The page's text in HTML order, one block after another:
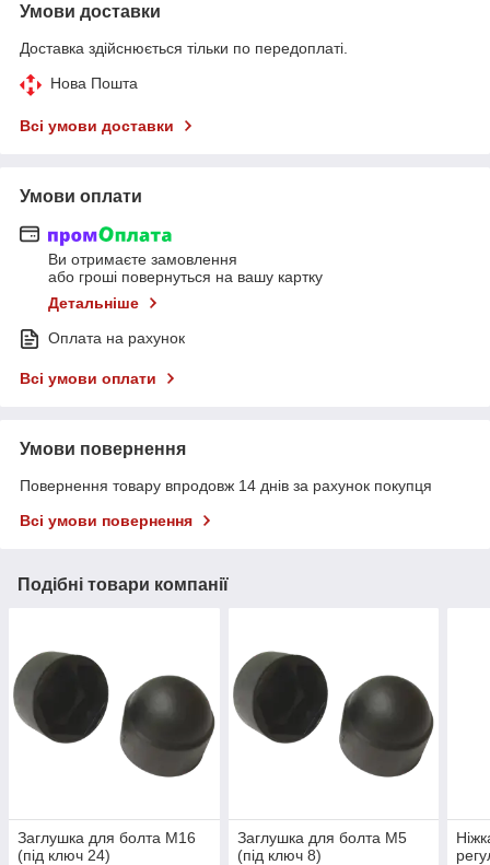
Умови доставки
Доставка здійснюється тільки по передоплаті.
Нова Пошта
Всі умови доставки
Умови оплати
Ви отримаєте замовлення
або гроші повернуться на вашу картку
Детальніше
Оплата на рахунок
Всі умови оплати
Умови повернення
Повернення товару впродовж 14 днів за рахунок покупця
Всі умови повернення
Подібні товари компанії
Заглушка для болта М16
(під ключ 24)
Заглушка для болта М5
(під ключ 8)